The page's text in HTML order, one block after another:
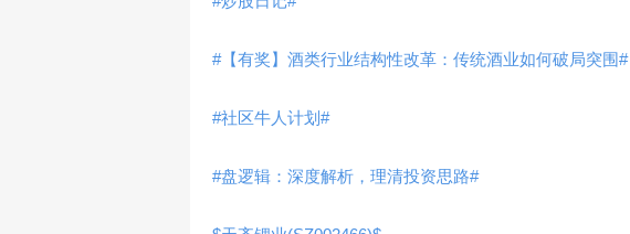
#【有奖】酒类行业结构性改革：传统酒业如何破局突围#
#社区牛人计划#
#盘逻辑：深度解析，理清投资思路#